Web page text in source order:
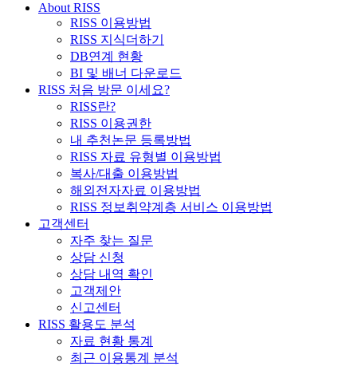
About RISS
RISS 이용방법
RISS 지식더하기
DB연계 현황
BI 및 배너 다운로드
RISS 처음 방문 이세요?
RISS란?
RISS 이용권한
내 추천논문 등록방법
RISS 자료 유형별 이용방법
복사/대출 이용방법
해외전자자료 이용방법
RISS 정보취약계층 서비스 이용방법
고객센터
자주 찾는 질문
상담 신청
상담 내역 확인
고객제안
신고센터
RISS 활용도 분석
자료 현황 통계
최근 이용통계 분석